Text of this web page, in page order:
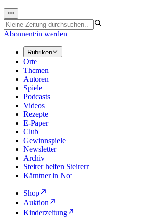
Abonnent:in werden
Rubriken
Orte
Themen
Autoren
Spiele
Podcasts
Videos
Rezepte
E-Paper
Club
Gewinnspiele
Newsletter
Archiv
Steirer helfen Steirern
Kärntner in Not
Shop
Auktion
Kinderzeitung